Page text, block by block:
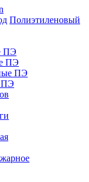
Полиэтиленовый
ПЭ
ПЭ
ПЭ
ПЭ